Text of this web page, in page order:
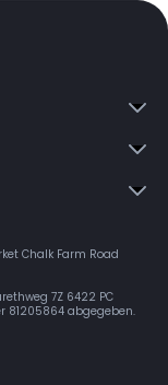
Chalk Farm Road
7Z 6422 PC
81205864 abgegeben.